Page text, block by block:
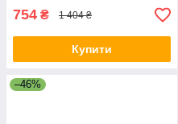
754 ₴ 1 404 ₴
Купити
–46%